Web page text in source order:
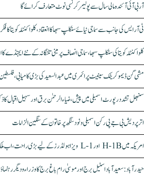
آر بی آئی آئندہ مالی سال سے پولیمر کرنسی نوٹ متعارف کرائے گا
ٹی آر ایس کی جانب سے سماجی نیائے سنکلپ سبھا کا انعقاد، کلواکنٹلہ کویتا کا
کلواکنٹلہ کویتا کی سنکلپ سبھا، سماجی انصاف پر مبنی تلنگانہ کے نئے ایجنڈے
مشی گن ڈیموکریٹک سینیٹ پرائمری میں عبدالسعید کی بڑی کامیابی،
سنبھل تشدد رپورٹ اسمبلی میں پیش، ضیاء الرحمٰن برق اور سہیل اقبال کا
اتر پردیش بی جے پی رکن اسمبلی ونود سنگھ پر خاتون کے سنگین الزامات
امریکہ میں H-1B اور L-1 ویزا ہولڈرز کے لیے بڑی راحت، اب ملک چھوڑے بغیر ویزا تجدید ممکن
حیدرآباد: سعیدآباد اسٹیل برج اور موسیٰ رام باغ برج کا وزراء و دیگر